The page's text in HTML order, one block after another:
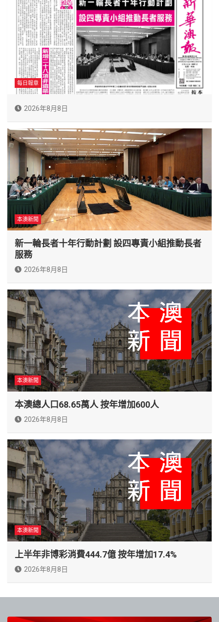
每日報章
2026年8月8日
本澳新聞
新一輪長者十年行動計劃 設四專責小組推動長者
服務
2026年8月8日
本澳新聞
本澳總人口68.65萬人 按年增加600人
2026年8月8日
本澳新聞
上半年非博彩消費444.7億 按年增加17.4%
2026年8月8日